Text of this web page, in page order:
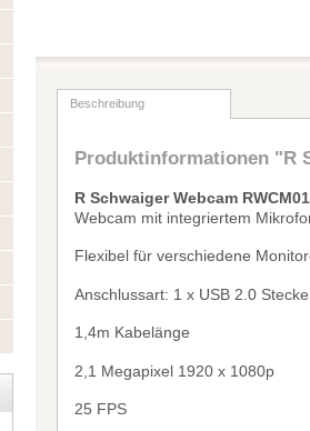
Beschreibung
Produktinformationen "R
R Schwaiger Webcam
Webcam mit integriertem
Flexibel für verschiedene
Anschlussart: 1 x USB 2.0
1,4m Kabelänge
2,1 Megapixel 1920 x 1080p
25 FPS